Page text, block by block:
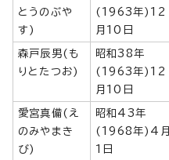
とうのぶや
す)
(1963年)12
月10日
森戸辰男(も
りとたつお)
昭和38年
(1963年)12
月10日
愛宮真備(え
のみやまき
び)
昭和43年
(1968年)4月
1日